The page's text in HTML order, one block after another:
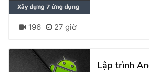
196 27 giờ
Lập trình